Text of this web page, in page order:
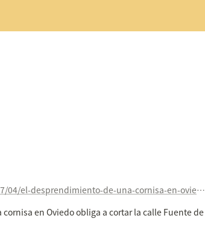
https://reporte247.org/2017/04/el-desprendimiento-de-una-cornisa-en-oviedo-obliga-a-cortar-la-calle-fuente-de-la-plata/
en Oviedo obliga a cortar la calle Fuente de